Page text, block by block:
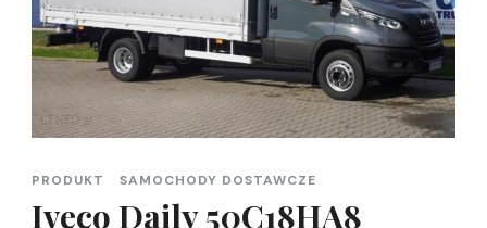
PRODUKT SAMOCHODY DOSTAWCZE
Iveco Daily 50C18HA8